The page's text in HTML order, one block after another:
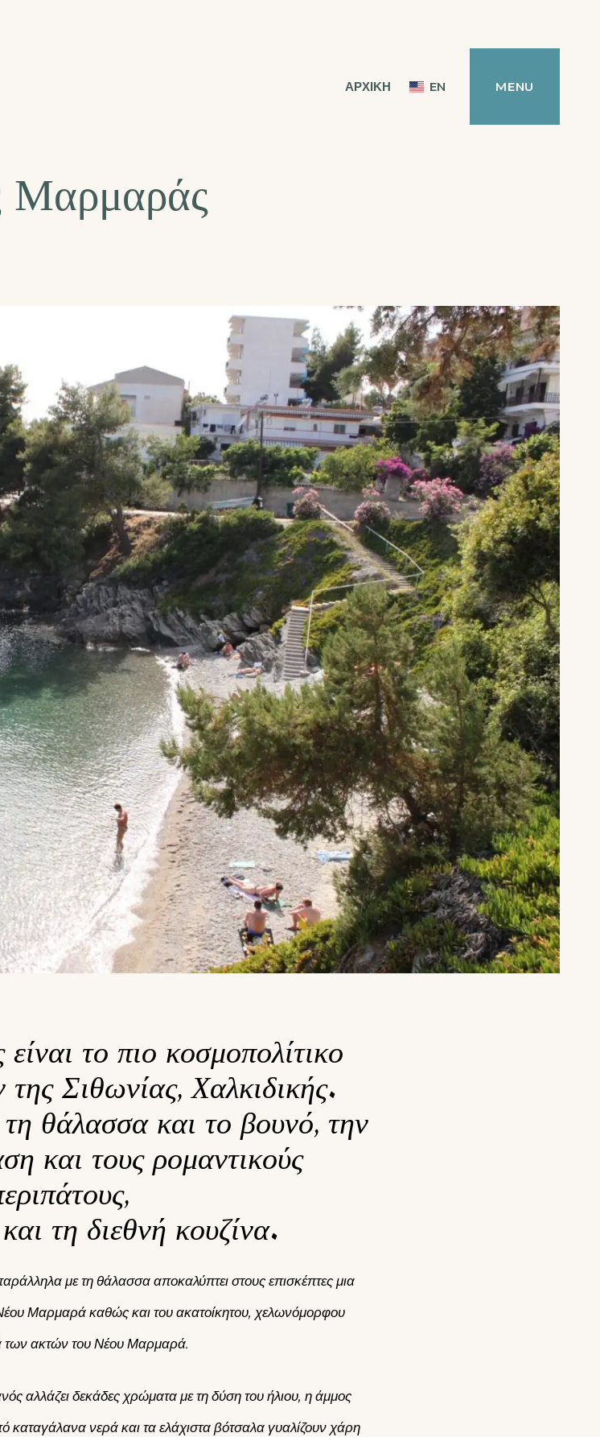
ΑΡΧΙΚΗ EN MENU
Μαρμαράς
το πιο κοσμοπολίτικο
Σιθωνίας, Χαλκιδικής.
θάλασσα και το βουνό, την
και τους ρομαντικούς
τη διεθνή κουζίνα.
με τη θάλασσα αποκαλύπτει στους επισκέπτες μια
Μαρμαρά καθώς και του ακατοίκητου, χελωνόμορφου
των ακτών του Νέου Μαρμαρά.
αλλάζει δεκάδες χρώματα με τη δύση του ήλιου, η άμμος
καταγάλανα νερά και τα ελάχιστα βότσαλα γυαλίζουν χάρη